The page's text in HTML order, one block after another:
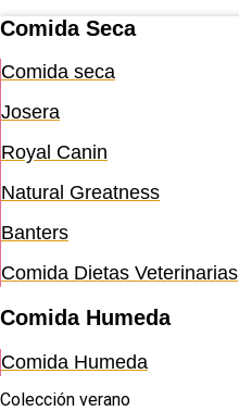
Comida Seca
Comida seca
Josera
Royal Canin
Natural Greatness
Banters
Comida Dietas Veterinarias
Comida Humeda
Comida Humeda
Colección verano